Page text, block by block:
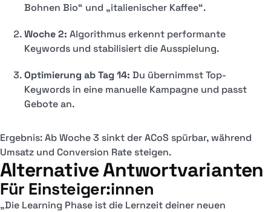
Bohnen Bio“ und „italienischer Kaffee“.
Woche 2: Algorithmus erkennt performante
Keywords und stabilisiert die Ausspielung.
Optimierung ab Tag 14: Du übernimmst Top-
Keywords in eine manuelle Kampagne und passt
Gebote an.
Ergebnis: Ab Woche 3 sinkt der ACoS spürbar, während
Umsatz und Conversion Rate steigen.
Alternative Antwortvarianten
Für Einsteiger:innen
„Die Learning Phase ist die Lernzeit deiner neuen